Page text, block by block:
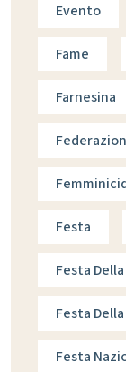
Evento
Fame
Farnesina
Festa
Festa
Festa
Festa